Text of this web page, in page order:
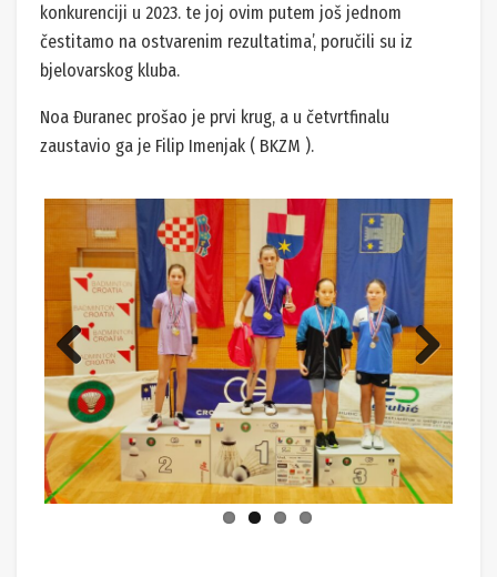
konkurenciji u 2023. te joj ovim putem još jednom
čestitamo na ostvarenim rezultatima’, poručili su iz
bjelovarskog kluba.
Noa Đuranec prošao je prvi krug, a u četvrtfinalu
zaustavio ga je Filip Imenjak ( BKZM ).
Previ
ous
Next